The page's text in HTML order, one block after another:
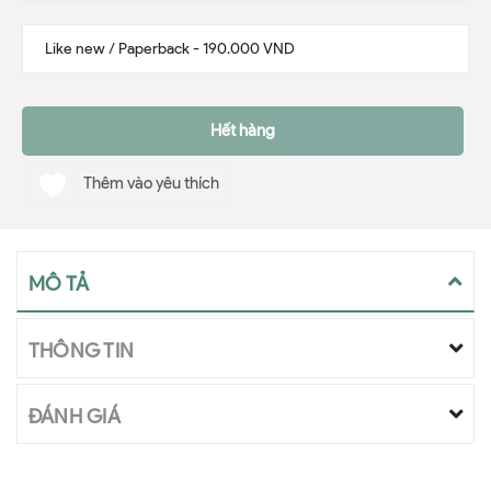
Hết hàng
Thêm vào yêu thích
MÔ TẢ
THÔNG TIN
ĐÁNH GIÁ